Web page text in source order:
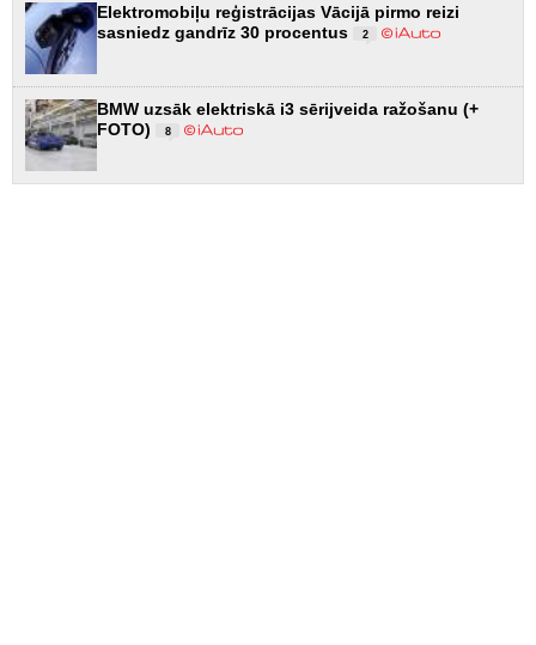
Elektromobiļu reģistrācijas Vācijā pirmo reizi
sasniedz gandrīz 30 procentus
2
BMW uzsāk elektriskā i3 sērijveida ražošanu (+
FOTO)
8